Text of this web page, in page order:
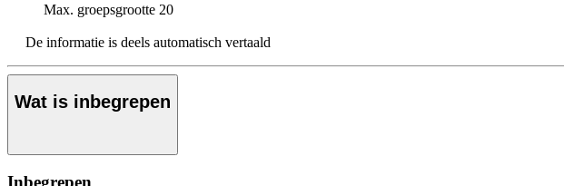
Max. groepsgrootte 20
De informatie is deels automatisch vertaald
Wat is inbegrepen
Inbegrepen